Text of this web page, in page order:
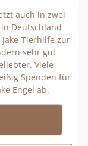
auch in zwei
Deutschland
Tierhilfe zur
sehr gut
Viele
Spenden für
Engel ab.